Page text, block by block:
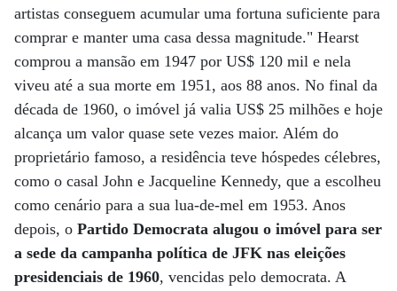
artistas conseguem acumular uma fortuna suficiente para
comprar e manter uma casa dessa magnitude." Hearst
comprou a mansão em 1947 por US$ 120 mil e nela
viveu até a sua morte em 1951, aos 88 anos. No final da
década de 1960, o imóvel já valia US$ 25 milhões e hoje
alcança um valor quase sete vezes maior. Além do
proprietário famoso, a residência teve hóspedes célebres,
como o casal John e Jacqueline Kennedy, que a escolheu
como cenário para a sua lua-de-mel em 1953. Anos
depois, o Partido Democrata alugou o imóvel para ser
a sede da campanha política de JFK nas eleições
presidenciais de 1960, vencidas pelo democrata. A